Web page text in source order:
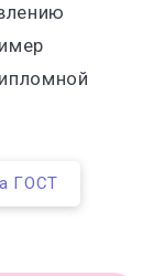
ГОСТ